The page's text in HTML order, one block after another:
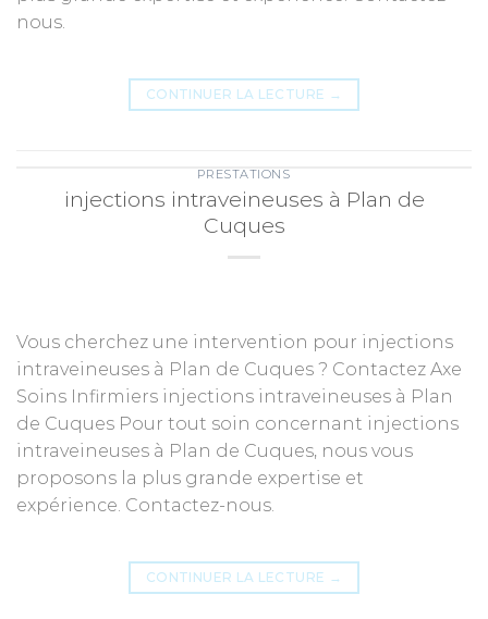
nous.
CONTINUER LA LECTURE →
PRESTATIONS
injections intraveineuses à Plan de
Cuques
Vous cherchez une intervention pour injections
intraveineuses à Plan de Cuques ? Contactez Axe
Soins Infirmiers injections intraveineuses à Plan
de Cuques Pour tout soin concernant injections
intraveineuses à Plan de Cuques, nous vous
proposons la plus grande expertise et
expérience. Contactez-nous.
CONTINUER LA LECTURE →